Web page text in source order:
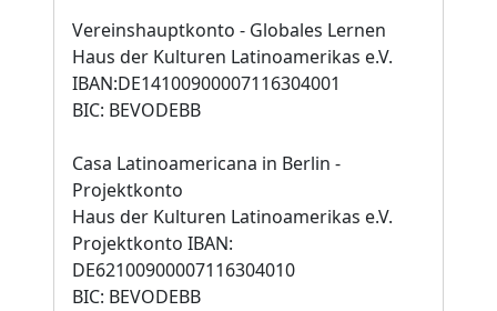
Vereinshauptkonto - Globales Lernen
Haus der Kulturen Latinoamerikas e.V.
IBAN:DE14100900007116304001
BIC: BEVODEBB
Casa Latinoamericana in Berlin -
Projektkonto
Haus der Kulturen Latinoamerikas e.V.
Projektkonto IBAN:
DE62100900007116304010
BIC: BEVODEBB